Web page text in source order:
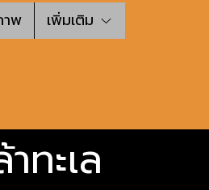
าพ เพิ่มเติม
ทะเล